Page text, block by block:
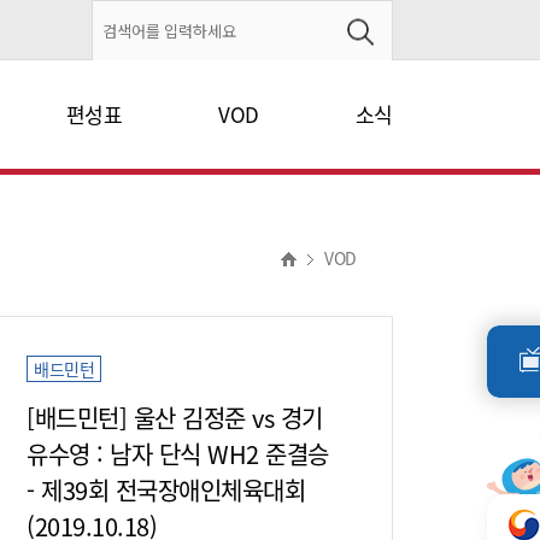
편성표 VOD 소식
VOD
배드민턴
[배드민턴] 울산 김정준 vs 경기
유수영 : 남자 단식 WH2 준결승
- 제39회 전국장애인체육대회
(2019.10.18)